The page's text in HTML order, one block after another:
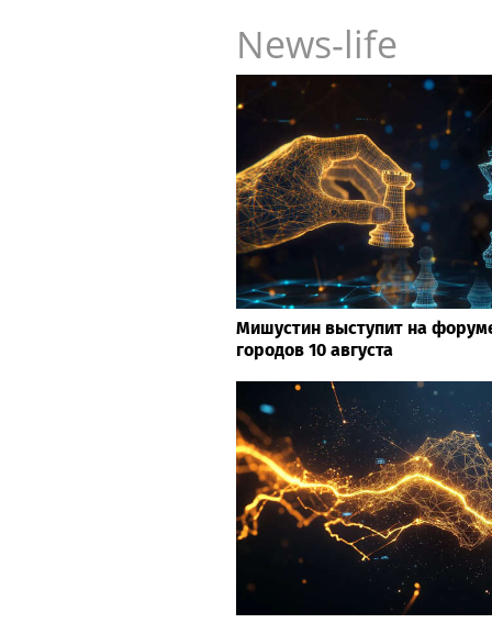
News-life
Мишустин выступит на
городов 10 августа